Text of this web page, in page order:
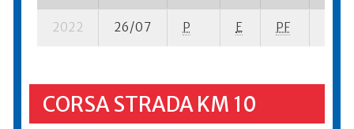
2022 26/07 P E PF
CORSA STRADA KM 10